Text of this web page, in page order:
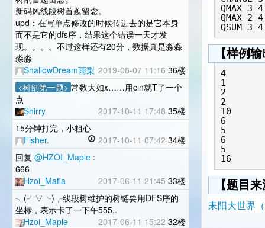
新码风线段树首题留念。
upd：在写单点修改的时候传进去的是它本身
而不是它的dfs序，结果这个错误一天才发
现。。。。不过这样还有20分，数据真是淼淼
淼淼
ShallowDream雨梨 2019-08-07 11:16 36楼
<树剖第一题> 常数大如x……用cin就T了一个
点
Shirry
2017-10-11 17:48 35楼
15分钟打完，小粗心
Fisher.
2017-10-11 07:42 34楼
回复 @HZOI_Maple :
666
Hzoi_Mafia
2017-06-11 21:45 33楼
╮(╯▽╰)╭线段树维护的树链要用DFS序的
坐标，表示卡了一下午555..
Hzoi_Maple
2017-06-11 15:22 32楼
QMAX 3 4
QMAX 2 4
【样例
4
1
2
2
10
6
5
6
5
16
【题目
耒阳大世界